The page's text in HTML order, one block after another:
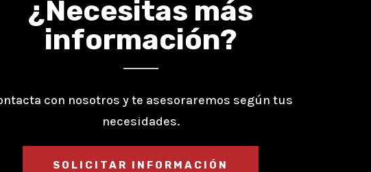
¿Necesitas más
información?
con nosotros y te asesoraremos según tus
necesidades.
SOLICITAR INFORMACIÓN